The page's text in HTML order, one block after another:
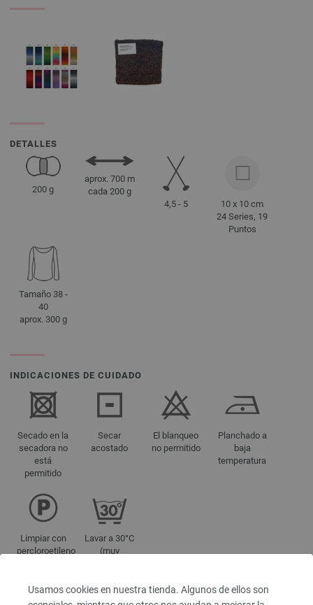
Usamos cookies en nuestra tienda. Algunos de ellos son
DETALLES
200 g
aprox. 700 m
cada 200 g
4,5 - 5
10 x 10 cm
24 Series, 19
Puntos
Tamaño 38 -
40
aprox. 300 g
INDICACIONES DE CUIDADO
Secado en la
secadora no
está
permitido
Secar
acostado
El blanqueo
no permitido
Planchado a
baja
temperatura
Limpiar con
percloroetileno
Lavar a 30°C
(muy